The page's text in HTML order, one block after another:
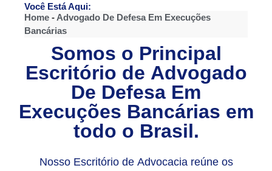
Você Está Aqui:
Home - Advogado De Defesa Em Execuções
Bancárias
Somos o Principal
Escritório de Advogado
De Defesa Em
Execuções Bancárias em
todo o Brasil.
Nosso Escritório de Advocacia reúne os